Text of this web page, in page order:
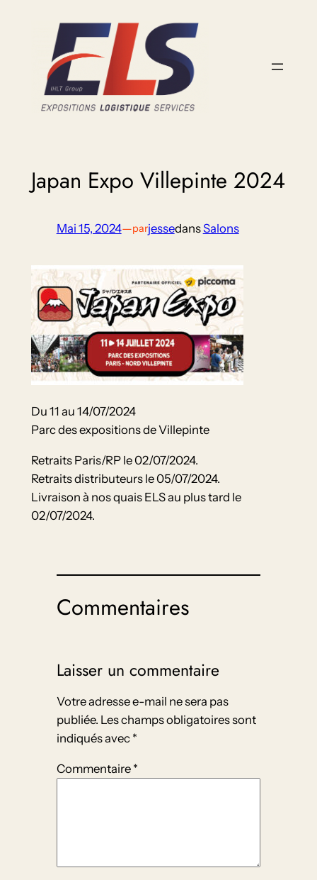
Japan Expo Villepinte 2024
Mai 15, 2024—parjessedansSalons
Du 11 au 14/07/2024
Parc des expositions de Villepinte
Retraits Paris/RP le 02/07/2024.
Retraits distributeurs le 05/07/2024.
Livraison à nos quais ELS au plus tard le
02/07/2024.
Commentaires
Laisser un commentaire
Votre adresse e-mail ne sera pas
publiée. Les champs obligatoires sont
indiqués avec *
Commentaire *